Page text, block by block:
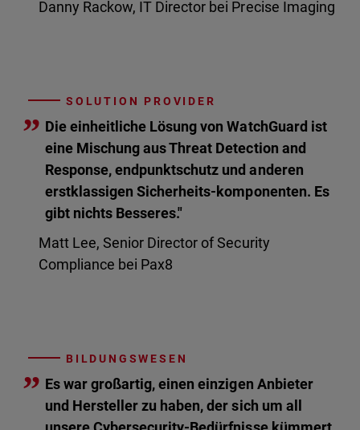
Danny Rackow, IT Director bei Precise Imaging
SOLUTION PROVIDER
” Die einheitliche Lösung von WatchGuard ist
eine Mischung aus Threat Detection and
Response, endpunktschutz und anderen
erstklassigen Sicherheits-komponenten. Es
gibt nichts Besseres."
Matt Lee, Senior Director of Security
Compliance bei Pax8
BILDUNGSWESEN
” Es war großartig, einen einzigen Anbieter
und Hersteller zu haben, der sich um all